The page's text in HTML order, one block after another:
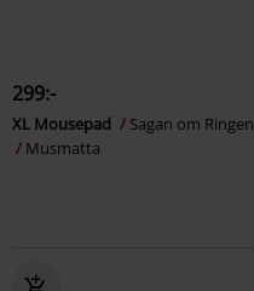
299:-
XL Mousepad
Sagan om Ringen
Musmatta